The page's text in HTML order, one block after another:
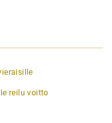
reilu voitto